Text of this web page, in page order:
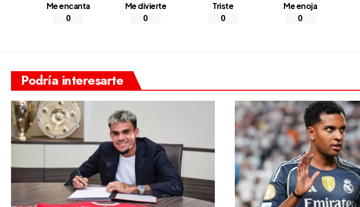
Me encanta
0
Me divierte
0
Triste
0
Me enoja
0
Podría interesarte